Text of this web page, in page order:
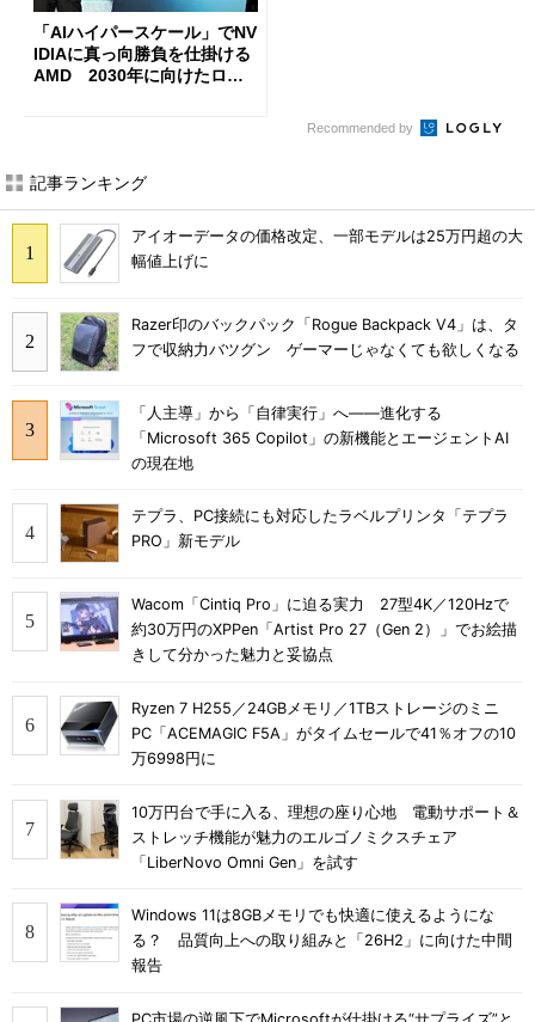
「AIハイパースケール」でNV
IDIAに真っ向勝負を仕掛ける
AMD 2030年に向けたロー
Recommended by
記事ランキング
アイオーデータの価格改定、一部モデルは25万円超の大
幅値上げに
Razer印のバックパック「Rogue Backpack V4」は、タ
フで収納力バツグン ゲーマーじゃなくても欲しくなる
「人主導」から「自律実行」へ――進化する
「Microsoft 365 Copilot」の新機能とエージェントAI
の現在地
テプラ、PC接続にも対応したラベルプリンタ「テプラ
PRO」新モデル
Wacom「Cintiq Pro」に迫る実力 27型4K／120Hzで
約30万円のXPPen「Artist Pro 27（Gen 2）」でお絵描
きして分かった魅力と妥協点
Ryzen 7 H255／24GBメモリ／1TBストレージのミニ
PC「ACEMAGIC F5A」がタイムセールで41％オフの10
万6998円に
10万円台で手に入る、理想の座り心地 電動サポート＆
ストレッチ機能が魅力のエルゴノミクスチェア
「LiberNovo Omni Gen」を試す
Windows 11は8GBメモリでも快適に使えるようにな
る？ 品質向上への取り組みと「26H2」に向けた中間
報告